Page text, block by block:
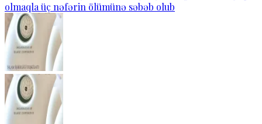
olmaqla üç nəfərin ölümünə səbəb olub